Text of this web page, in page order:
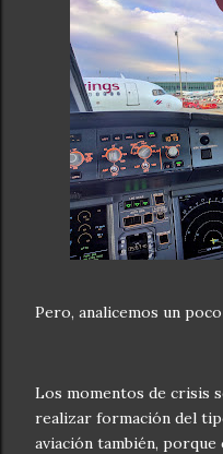
Pero, analicemos un poco
Los momentos de crisis
realizar formación del
aviación también,